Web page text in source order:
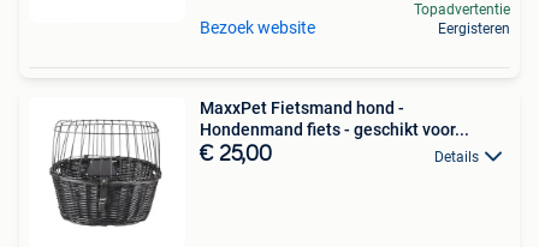
Bezoek website
Topadvertentie
Eergisteren
MaxxPet Fietsmand hond -
Hondenmand fiets - geschikt voor...
€ 25,00 Details